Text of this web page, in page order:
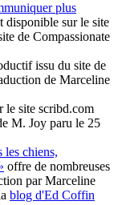
plus
disponible sur le site
de Compassionate
issu du site de
de Marceline
le site scribd.com
M. Joy paru le 25
les chiens,
offre de nombreuses
par Marceline
blog d'Ed Coffin